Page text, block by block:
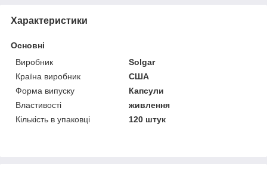
Характеристики
Основні
Виробник
Solgar
Країна виробник
США
Форма випуску
Капсули
Властивості
живлення
Кількість в упаковці
120 штук